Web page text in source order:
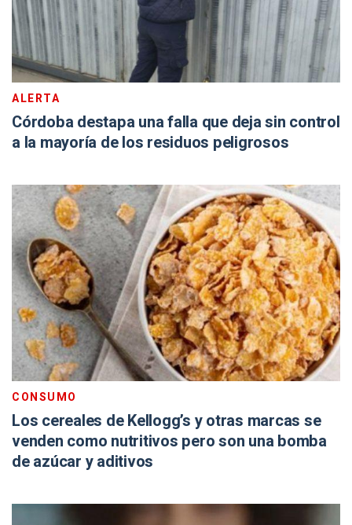
ALERTA
Córdoba destapa una falla que deja sin control
a la mayoría de los residuos peligrosos
CONSUMO
Los cereales de Kellogg’s y otras marcas se
venden como nutritivos pero son una bomba
de azúcar y aditivos